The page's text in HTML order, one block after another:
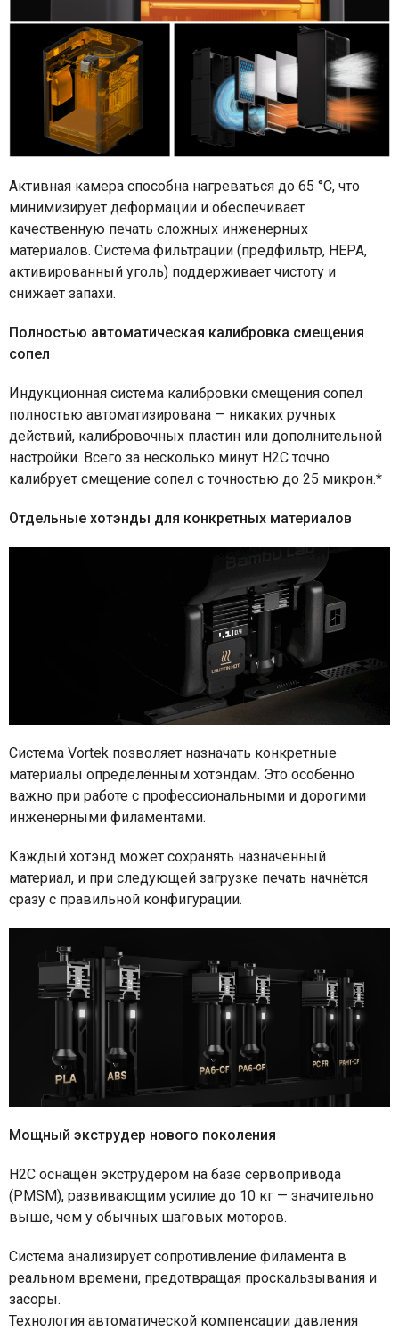
Активная камера способна нагреваться до 65 °C, что
минимизирует деформации и обеспечивает
качественную печать сложных инженерных
материалов. Система фильтрации (предфильтр, HEPA,
активированный уголь) поддерживает чистоту и
снижает запахи.
Полностью автоматическая калибровка смещения
сопел
Индукционная система калибровки смещения сопел
полностью автоматизирована — никаких ручных
действий, калибровочных пластин или дополнительной
настройки. Всего за несколько минут H2C точно
калибрует смещение сопел с точностью до 25 микрон.*
Отдельные хотэнды для конкретных материалов
Система Vortek позволяет назначать конкретные
материалы определённым хотэндам. Это особенно
важно при работе с профессиональными и дорогими
инженерными филаментами.
Каждый хотэнд может сохранять назначенный
материал, и при следующей загрузке печать начнётся
сразу с правильной конфигурации.
Мощный экструдер нового поколения
H2C оснащён экструдером на базе сервопривода
(PMSM), развивающим усилие до 10 кг — значительно
выше, чем у обычных шаговых моторов.
Система анализирует сопротивление филамента в
реальном времени, предотвращая проскальзывания и
засоры.
Технология автоматической компенсации давления